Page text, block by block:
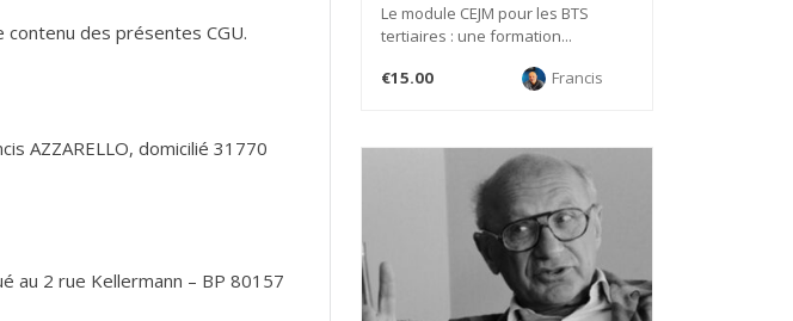
des présentes CGU.
AZZARELLO, domicilié 31770
au 2 rue Kellermann – BP 80157
Le module CEJM pour les BTS
tertiaires : une formation...
€15.00
Francis